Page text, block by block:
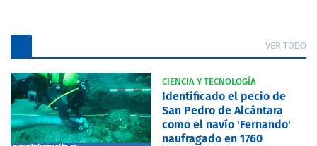
VER TODO
CIENCIA Y TECNOLOGÍA
Identificado el pecio de
San Pedro de Alcántara
como el navío 'Fernando'
naufragado en 1760